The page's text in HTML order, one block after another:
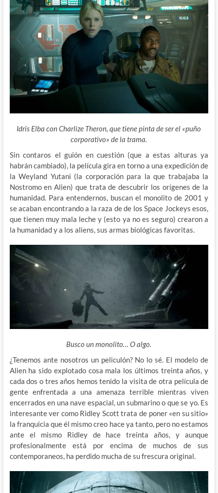
Idris Elba con Charlize Theron, que tiene pinta de ser el «puño
corporativo» de la trama.
Sin contaros el guión en cuestión (que a estas alturas ya
habrán cambiado), la película gira en torno a una expedición de
la Weyland Yutani (la corporación para la que trabajaba la
Nostromo en Alien) que trata de descubrir los orígenes de la
humanidad. Para entendernos, buscan el monolito de 2001 y
se acaban encontrando a la raza de de los Space Jockeys esos,
que tienen muy mala leche y (esto ya no es seguro) crearon a
la humanidad y a los aliens, sus armas biológicas favoritas.
Busco un monolito… O algo.
¿Tenemos ante nosotros un peliculón? No lo sé. El modelo de
Alien ha sido explotado cosa mala los últimos treinta años, y
cada dos o tres años hemos tenido la visita de otra película de
gente enfrentada a una amenaza terrible mientras viven
encerrados en una nave espacial, un submarino o que se yo. Es
interesante ver como Ridley Scott trata de poner «en su sitio»
la franquicia que él mismo creo hace ya tanto, pero no estamos
ante el mismo Ridley de hace treinta años, y aunque
profesionalmente está por encima de muchos de sus
contemporaneos, ha perdido mucha de su frescura original.